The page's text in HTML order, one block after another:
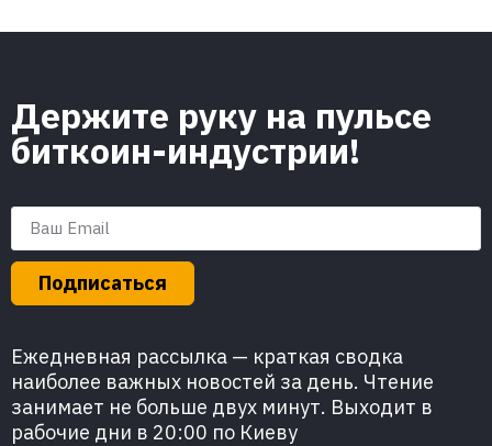
Держите руку на пульсе
биткоин-индустрии!
Подписаться
Ежедневная рассылка — краткая сводка
наиболее важных новостей за день. Чтение
занимает не больше двух минут. Выходит в
рабочие дни в 20:00 по Киеву